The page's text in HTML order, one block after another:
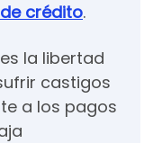
crédito.
la libertad
castigos
a los pagos